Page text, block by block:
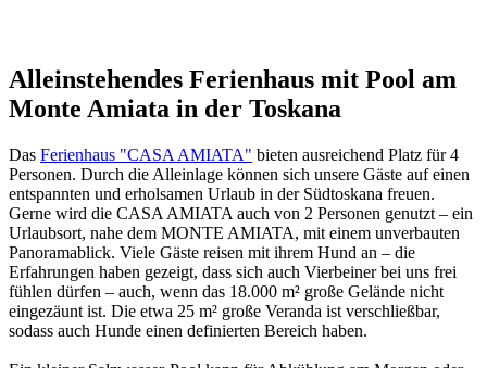
Alleinstehendes Ferienhaus mit Pool am
Monte Amiata in der Toskana
Das Ferienhaus "CASA AMIATA" bieten ausreichend Platz für 4
Personen. Durch die Alleinlage können sich unsere Gäste auf einen
entspannten und erholsamen Urlaub in der Südtoskana freuen.
Gerne wird die CASA AMIATA auch von 2 Personen genutzt – ein
Urlaubsort, nahe dem MONTE AMIATA, mit einem unverbauten
Panoramablick. Viele Gäste reisen mit ihrem Hund an – die
Erfahrungen haben gezeigt, dass sich auch Vierbeiner bei uns frei
fühlen dürfen – auch, wenn das 18.000 m² große Gelände nicht
eingezäunt ist. Die etwa 25 m² große Veranda ist verschließbar,
sodass auch Hunde einen definierten Bereich haben.